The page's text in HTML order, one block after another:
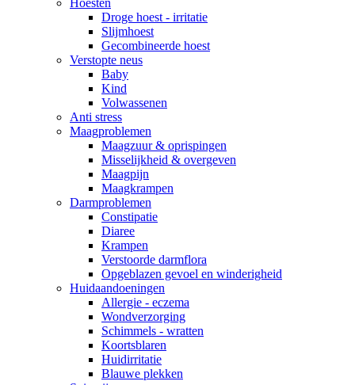
Droge hoest - irritatie
Slijmhoest
Gecombineerde hoest
Verstopte neus
Baby
Kind
Volwassenen
Anti stress
Maagproblemen
Maagzuur & oprispingen
Misselijkheid & overgeven
Maagpijn
Maagkrampen
Darmproblemen
Constipatie
Diaree
Krampen
Verstoorde darmflora
Opgeblazen gevoel en winderigheid
Huidaandoeningen
Allergie - eczema
Wondverzorging
Schimmels - wratten
Koortsblaren
Huidirritatie
Blauwe plekken